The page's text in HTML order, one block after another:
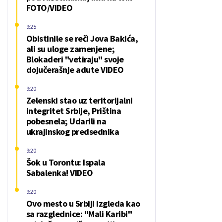
FOTO/VIDEO
Obistinile se reči Jova Bakića,
ali su uloge zamenjene;
Blokaderi "vetiraju" svoje
dojučerašnje adute VIDEO
9:25
Zelenski stao uz teritorijalni
integritet Srbije, Priština
pobesnela; Udarili na
ukrajinskog predsednika
9:20
Šok u Torontu: Ispala
Sabalenka! VIDEO
9:20
Ovo mesto u Srbiji izgleda kao
sa razglednice: "Mali Karibi"
9:20